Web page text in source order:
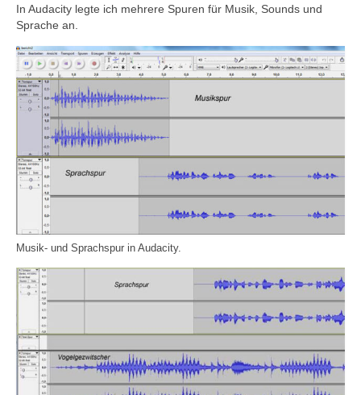
In Audacity legte ich mehrere Spuren für Musik, Sounds und
Sprache an.
Musik- und Sprachspur in Audacity.